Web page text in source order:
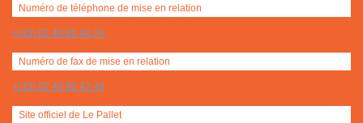
Numéro de téléphone de mise en relation
+(33) 02 40 80 40 24
Numéro de fax de mise en relation
+(33) 02 40 80 42 48
Site officiel de Le Pallet